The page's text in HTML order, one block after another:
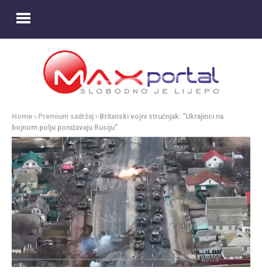
Home Premium sadržaj
Britanski vojni stručnjak: “Ukrajinci na
bojnom polju ponižavaju Rusiju”